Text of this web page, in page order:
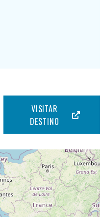
VISITAR
DESTINO